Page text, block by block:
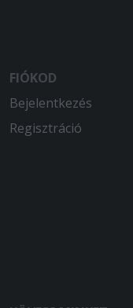
FIÓKOD
Bejelentkezés
Regisztráció